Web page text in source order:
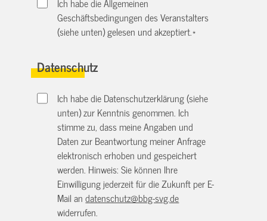
Geschäftsbedingungen des Veranstalters
(siehe unten) gelesen und akzeptiert.*
Datenschutz
Ich habe die Datenschutzerklärung (siehe
unten) zur Kenntnis genommen. Ich
stimme zu, dass meine Angaben und
Daten zur Beantwortung meiner Anfrage
elektronisch erhoben und gespeichert
werden. Hinweis: Sie können Ihre
Einwilligung jederzeit für die Zukunft per E-
Mail andatenschutz@bbg-svg.de
widerrufen.